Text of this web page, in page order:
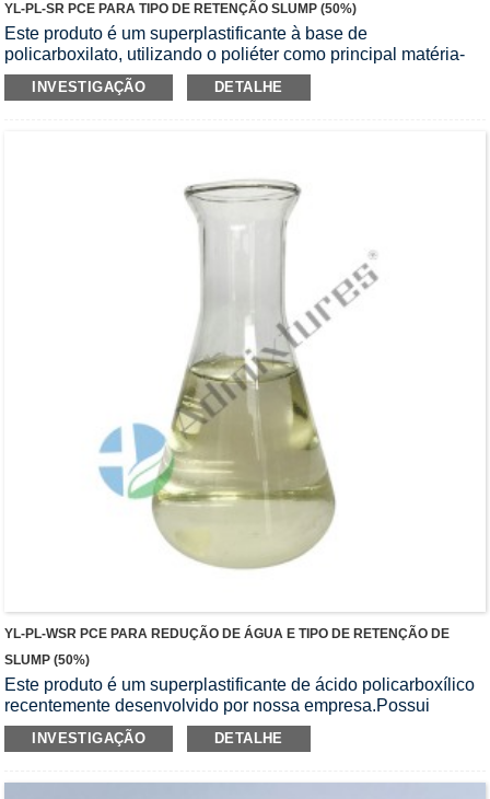
YL-PL-SR PCE PARA TIPO DE RETENÇÃO SLUMP (50%)
Este produto é um superplastificante à base de
policarboxilato, utilizando o poliéter como principal matéria-
prima.Tem muito boa retenção de queda e adaptabilidade a
diferentes cimentos e materiais, especialmente para
INVESTIGAÇÃO DETALHE
YL-PL-WSR PCE PARA REDUÇÃO DE ÁGUA E TIPO DE RETENÇÃO DE
SLUMP (50%)
Este produto é um superplastificante de ácido policarboxílico
recentemente desenvolvido por nossa empresa.Possui
desempenho de redução de água e retenção de abatimento,
alta taxa de redução de água, boa retenção de abatimento e
INVESTIGAÇÃO DETALHE